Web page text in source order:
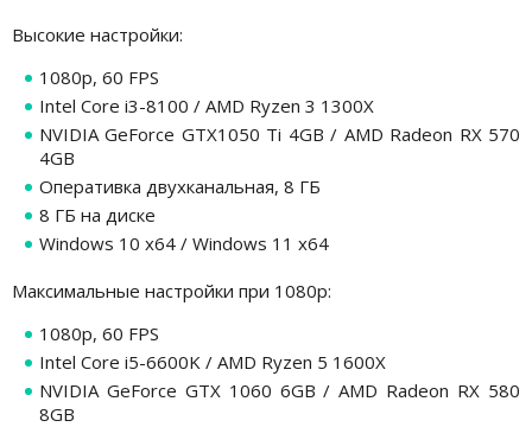
Высокие настройки:
1080p, 60 FPS
Intel Core i3-8100 / AMD Ryzen 3 1300X
NVIDIA GeForce GTX1050 Ti 4GB / AMD Radeon RX 570
4GB
Оперативка двухканальная, 8 ГБ
8 ГБ на диске
Windows 10 x64 / Windows 11 x64
Максимальные настройки при 1080р:
1080p, 60 FPS
Intel Core i5-6600K / AMD Ryzen 5 1600X
NVIDIA GeForce GTX 1060 6GB / AMD Radeon RX 580
8GB